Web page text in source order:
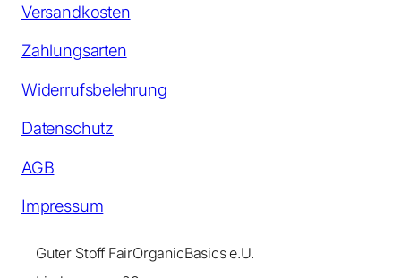
Versandkosten
Zahlungsarten
Widerrufsbelehrung
Datenschutz
AGB
Impressum
Guter Stoff FairOrganicBasics e.U.